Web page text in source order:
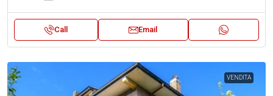
Call Email
VENDITA